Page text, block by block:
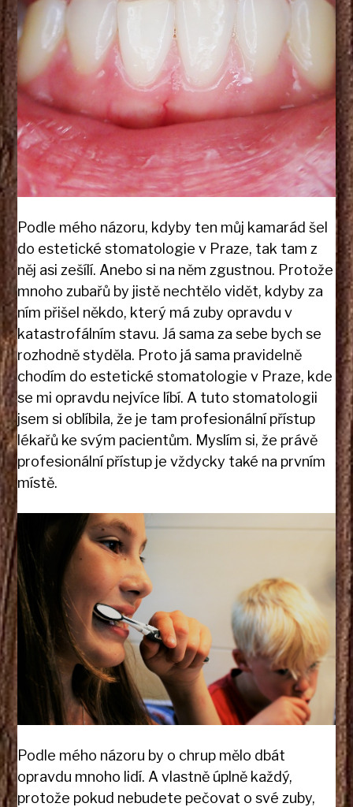
Podle mého názoru, kdyby ten můj kamarád šel
do estetické stomatologie v Praze, tak tam z
něj asi zešílí. Anebo si na něm zgustnou. Protože
mnoho zubařů by jistě nechtělo vidět, kdyby za
ním přišel někdo, který má zuby opravdu v
katastrofálním stavu. Já sama za sebe bych se
rozhodně styděla. Proto já sama pravidelně
chodím do estetické stomatologie v Praze, kde
se mi opravdu nejvíce líbí. A tuto stomatologii
jsem si oblíbila, že je tam profesionální přístup
lékařů ke svým pacientům. Myslím si, že právě
profesionální přístup je vždycky také na prvním
místě.
Podle mého názoru by o chrup mělo dbát
opravdu mnoho lidí. A vlastně úplně každý,
protože pokud nebudete pečovat o své zuby,